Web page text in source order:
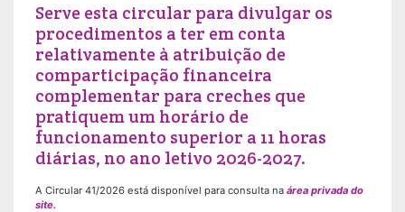
Serve esta circular para divulgar os
procedimentos a ter em conta
relativamente à atribuição de
comparticipação financeira
complementar para creches que
pratiquem um horário de
funcionamento superior a 11 horas
diárias, no ano letivo 2026-2027.
A Circular 41/2026 está disponível para consulta na área privada do
site.